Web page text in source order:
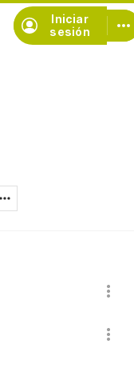
Iniciar
sesión